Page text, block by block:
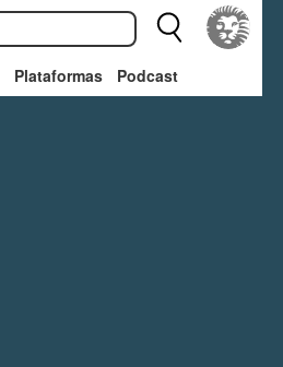
Plataformas Podcast